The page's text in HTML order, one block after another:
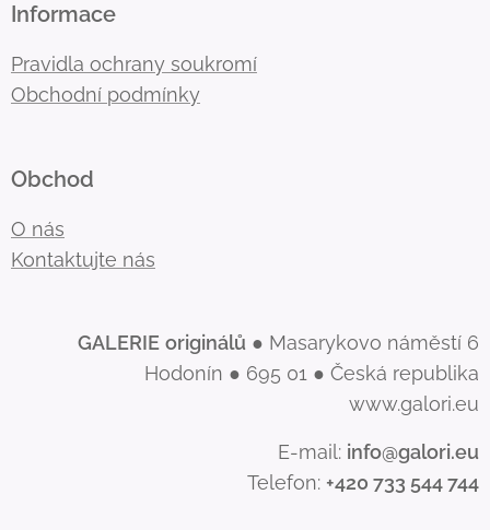
Informace
Pravidla ochrany soukromí
Obchodní podmínky
Obchod
O nás
Kontaktujte nás
GALERIE originálů ● Masarykovo náměstí 6
Hodonín ● 695 01 ● Česká republika
www.galori.eu
E-mail: info@galori.eu
Telefon: +420 733 544 744